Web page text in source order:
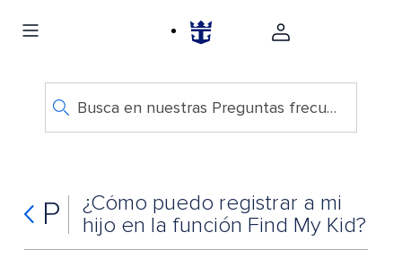
Busca en nuestras Preguntas frecuentes
P
¿Cómo puedo registrar a mi
hijo en la función Find My Kid?